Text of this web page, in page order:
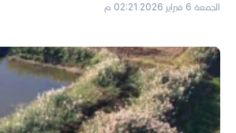
الجمعة 6 فبراير 2026 02:21 م